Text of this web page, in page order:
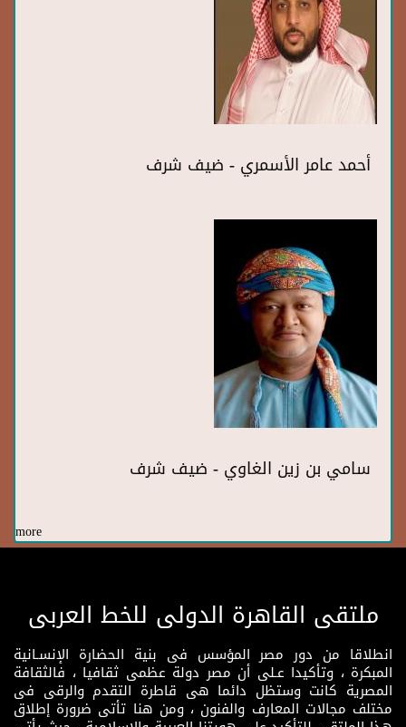
أحمد عامر الأسمري - ضيف شرف
سامي بن زين الغاوي - ضيف شرف
more
ملتقى القاهرة الدولى للخط العربى
انطلاقا من دور مصر المؤسس فى بنية الحضارة الإنسـانية
المبكرة ، وتأكيدا عـلى أن مصر دولة عظمى ثقافيا ، فالثقافة
المصرية كانت وستظل دائما هى قاطرة التقدم والرقى فى
مختلف مجالات المعارف والفنون ، ومن هنا تأتى ضرورة إطلاق